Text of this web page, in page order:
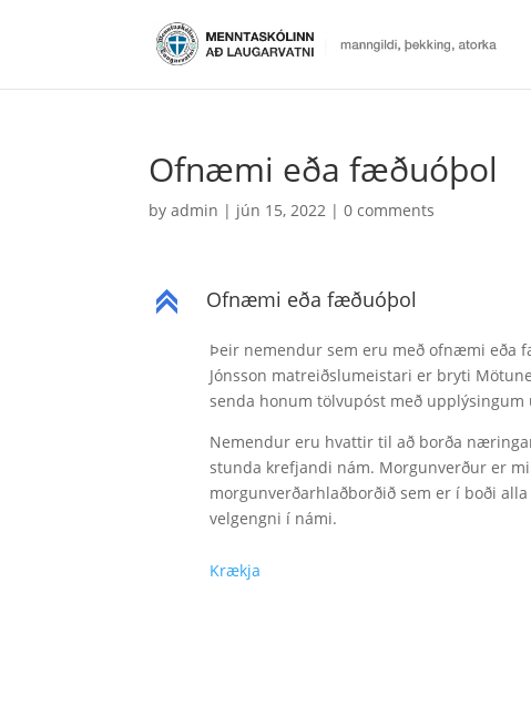
Ofnæmi eða fæðuóþol
byadmin | jún 15, 2022 |0 comments
C Ofnæmi eða fæðuóþol
Þeir nemendur sem eru með ofnæmi eða
Jónsson matreiðslumeistari er bryti
senda honum tölvupóst með
Nemendur eru hvattir til að borða
stunda krefjandi nám. Morgunverður er
morgunverðarhlaðborðið sem er í boði
velgengni í námi.
Krækja